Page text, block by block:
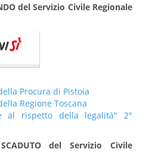
del Servizio Civile Regionale
Procura di Pistoia
Regione Toscana
al rispetto della legalità" 2°
del Servizio Civile